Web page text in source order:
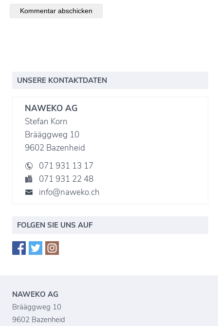
UNSERE KONTAKTDATEN
NAWEKO AG
Stefan Korn
Brääggweg 10
9602 Bazenheid
071 931 13 17
071 931 22 48
info@naweko.ch
FOLGEN SIE UNS AUF
NAWEKO AG
Brääggweg 10
9602 Bazenheid